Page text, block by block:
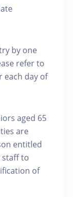
by one
refer to
each day of
aged 65
are
entitled
staff to
of